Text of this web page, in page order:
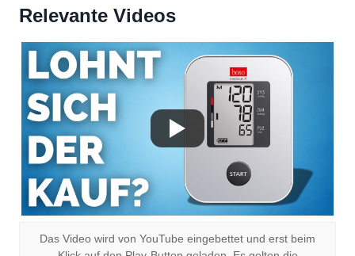
Relevante Videos
Das Video wird von YouTube eingebettet und erst beim